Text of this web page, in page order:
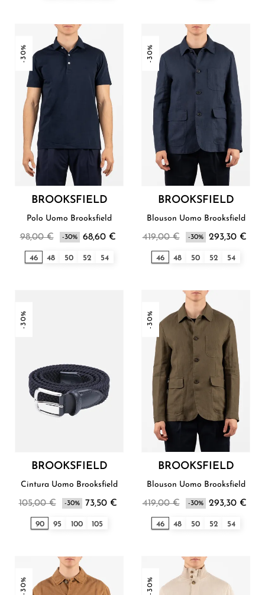
-30%
BROOKSFIELD
Polo Uomo Brooksfield
98,00 € -30% 68,60 €
46 48 50 52 54
-30%
BROOKSFIELD
Blouson Uomo Brooksfield
419,00 € -30% 293,30 €
46 48 50 52 54
-30%
BROOKSFIELD
Cintura Uomo Brooksfield
105,00 € -30% 73,50 €
90 95 100 105
-30%
BROOKSFIELD
Blouson Uomo Brooksfield
419,00 € -30% 293,30 €
46 48 50 52 54
-30% -30%